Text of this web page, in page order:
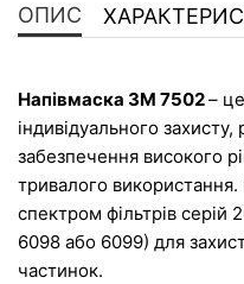
ОПИС
Напівмаска 3M 7502 –
індивідуального
забезпечення високого
тривалого
спектром фільтрів серій
6098 або 6099) для
частинок.